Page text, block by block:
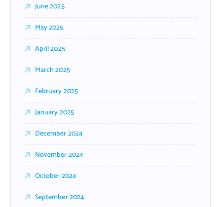
June 2025
May 2025
April 2025
March 2025
February 2025
January 2025
December 2024
November 2024
October 2024
September 2024